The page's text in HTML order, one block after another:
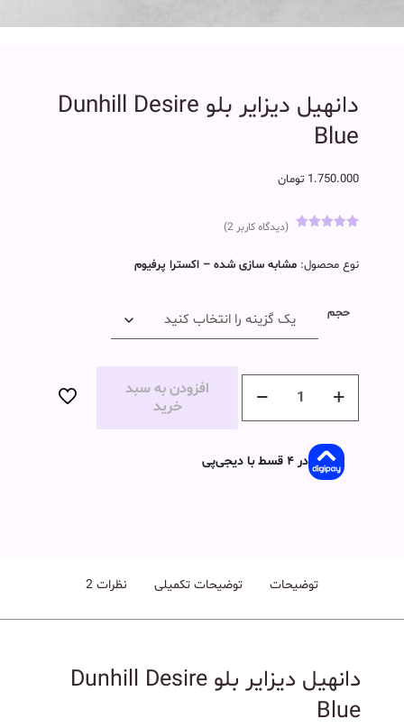
دانهیل دیزایر بلو Dunhill Desire
Blue
1.750.000 تومان
مشتری
(دیدگاه کاربر2
)
نوع محصول: مشابه سازی شده – اکسترا پرفیوم
حجم
افزودن به سبد
خرید
در ۴ قسط با دیجی‌پی
توضیحات توضیحات تکمیلی نظرات 2
دانهیل دیزایر بلو Dunhill Desire
Blue